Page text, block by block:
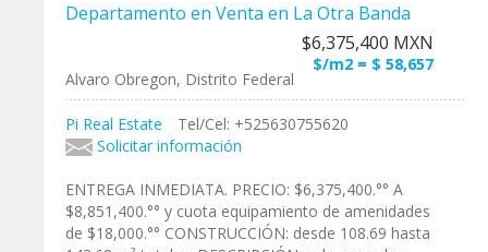
Departamento en Venta en La Otra Banda
$6,375,400 MXN
$/m2 = $ 58,657
Alvaro Obregon, Distrito Federal
Pi Real Estate
Tel/Cel: +525630755620
Solicitar información
ENTREGA INMEDIATA. PRECIO: $6,375,400.°° A
$8,851,400.°° y cuota equipamiento de amenidades
de $18,000.°° CONSTRUCCIÓN: desde 108.69 hasta